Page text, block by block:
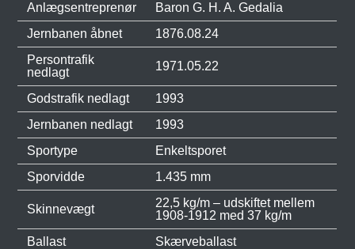
Anlægsentreprenør
Baron G. H. A. Gedalia
Jernbanen åbnet
1876.08.24
Persontrafik
nedlagt
1971.05.22
Godstrafik nedlagt
1993
Jernbanen nedlagt
1993
Sportype
Enkeltsporet
Sporvidde
1.435 mm
Skinnevægt
22,5 kg/m – udskiftet mellem
1908-1912 med 37 kg/m
Ballast
Skærveballast